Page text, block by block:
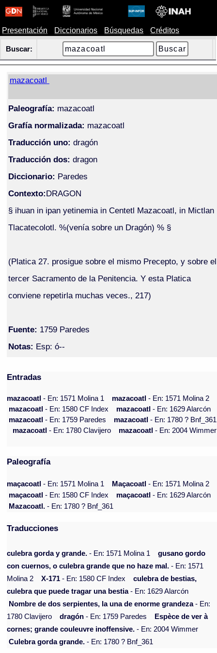
Presentación Diccionarios Búsquedas Créditos
Buscar:
mazacoatl
Paleografía: mazacoatl
Grafía normalizada: mazacoatl
Traducción uno: dragón
Traducción dos: dragon
Diccionario: Paredes
Contexto:DRAGON
§ ihuan in ipan yetinemia in Centetl Mazacoatl, in Mictlan
Tlacatecolotl. %(venía sobre un Dragón) % §
(Platica 27. prosigue sobre el mismo Precepto, y sobre el
tercer Sacramento de la Penitencia. Y esta Platica
conviene repetirla muchas veces., 217)
Fuente: 1759 Paredes
Notas: Esp: ó--
Entradas
mazacoatl- En: 1571 Molina 1 mazacoatl- En: 1571 Molina 2
mazacoatl- En: 1580 CF Index mazacoatl- En: 1629 Alarcón
mazacoatl- En: 1759 Paredes mazacoatl- En: 1780 ? Bnf_361
mazacoatl- En: 1780 Clavijero mazacoatl- En: 2004 Wimmer
Paleografía
maçacoatl - En: 1571 Molina 1 Maçacoatl - En: 1571 Molina 2
maçacoatl - En: 1580 CF Index maçacoatl - En: 1629 Alarcón
Mazacoatl. - En: 1780 ? Bnf_361
Traducciones
culebra gorda y grande. - En: 1571 Molina 1
gusano gordo
con cuernos, o culebra grande que no haze mal. - En: 1571
Molina 2
X-171 - En: 1580 CF Index
culebra de bestias,
culebra que puede tragar una bestia- En: 1629 Alarcón
Nombre de dos serpientes, la una de enorme grandeza- En:
1780 Clavijero
dragón - En: 1759 Paredes
Espèce de ver à
cornes; grande couleuvre inoffensive. - En: 2004 Wimmer
Culebra gorda grande. - En: 1780 ? Bnf_361